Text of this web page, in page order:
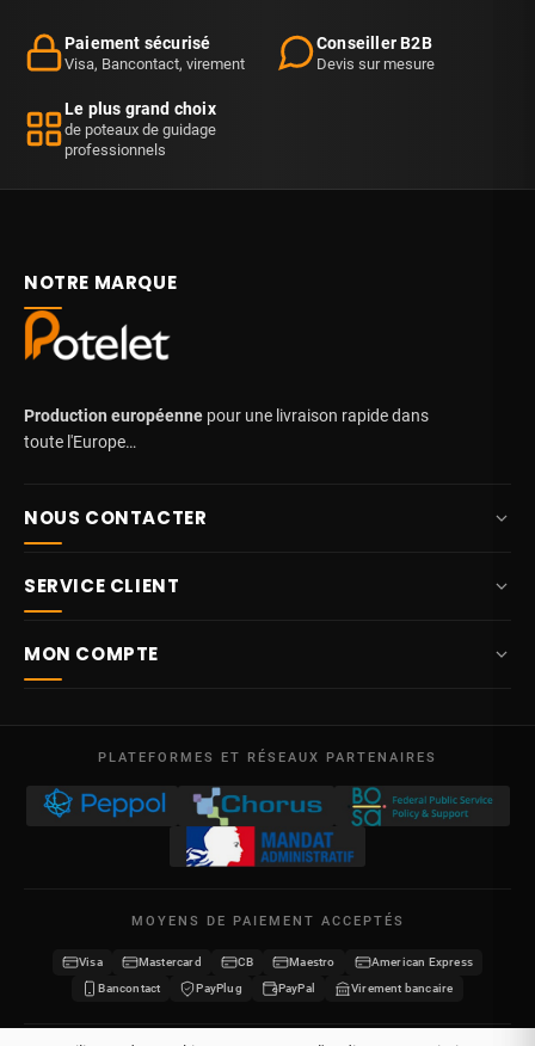
Paiement sécurisé
Visa, Bancontact, virement
Conseiller B2B
Devis sur mesure
Le plus grand choix
de poteaux de guidage
professionnels
NOTRE MARQUE
Production européenne pour une livraison rapide dans
toute l'Europe…
NOUS CONTACTER
Route Mitoyenne 414
Lun – Ven
09:00 – 17:00
TVA BE 0641.740.320 - RPM Liège
SERVICE CLIENT
Livraison
Conditions générales de vente
Protection des données
MON COMPTE
Mes avoirs
Mes bons de réduction
Devenir revendeur
PLATEFORMES ET RÉSEAUX PARTENAIRES
MOYENS DE PAIEMENT ACCEPTÉS
Visa Mastercard CB Maestro
American Express
Bancontact
PayPlug PayPal Virement bancaire